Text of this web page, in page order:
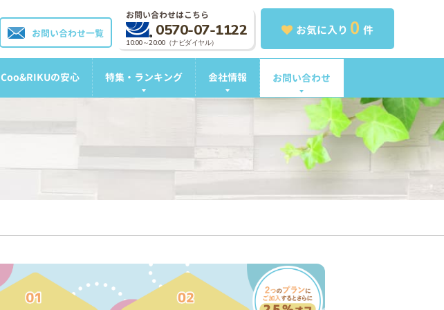
お気に入り 0 件
お問い合わせはこちら
0570-07-1122
10:00～20:00（ナビダイヤル）
お問い合わせ一覧
Coo&RIKUの安心 特集・ランキング 会社情報 お問い合わせ